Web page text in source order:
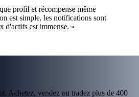
profil et récompense même
est simple, les notifications sont
d'actifs est immense. »
Achetez, vendez ou tradez plus de 400